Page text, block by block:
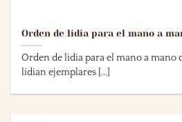
Orden de lidia para el mano a
Orden de lidia para el mano a mano
lidian ejemplares [...]